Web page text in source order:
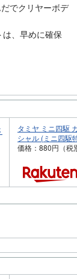
でクリヤーボデ
、早めに確保
タミヤ ミニ四駆
シャル (ミニ四駆
価格：880円（税